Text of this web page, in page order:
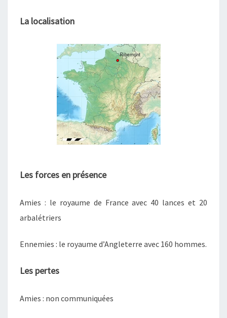
La localisation
Les forces en présence
Amies : le royaume de Franceavec 40 lances et 20
arbalétriers
Ennemies : le royaume d’Angleterre avec 160 hommes.
Les pertes
Amies : non communiquées